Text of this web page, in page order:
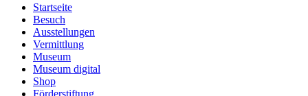
Startseite
Besuch
Ausstellungen
Vermittlung
Museum
Museum digital
Shop
Förderstiftung